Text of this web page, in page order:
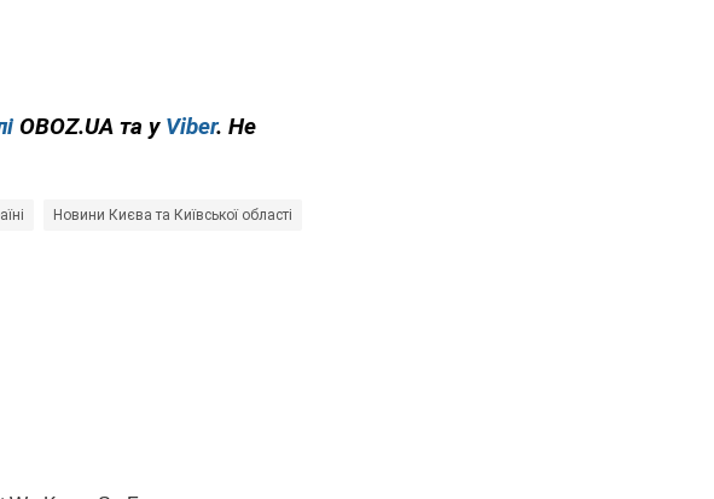
OBOZ.UA та у Viber. Не
Новини Києва та Київської області